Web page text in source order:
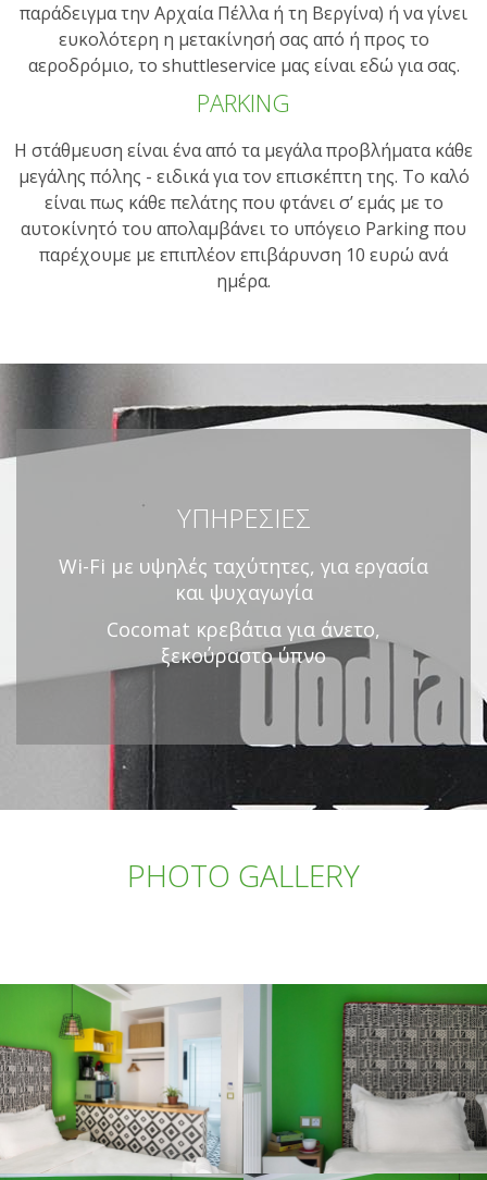
παράδειγμα την Αρχαία Πέλλα ή τη Βεργίνα) ή να γίνει
ευκολότερη η μετακίνησή σας από ή προς το
αεροδρόμιο, το shuttleservice μας είναι εδώ για σας.
PARKING
Η στάθμευση είναι ένα από τα μεγάλα προβλήματα κάθε
μεγάλης πόλης - ειδικά για τον επισκέπτη της. Το καλό
είναι πως κάθε πελάτης που φτάνει σ’ εμάς με το
αυτοκίνητό του απολαμβάνει το υπόγειο Parking που
παρέχουμε με επιπλέον επιβάρυνση 10 ευρώ ανά
ημέρα.
ΥΠΗΡΕΣΙΕΣ
Wi-Fi με υψηλές ταχύτητες, για εργασία
και ψυχαγωγία
Cocomat κρεβάτια για άνετο,
ξεκούραστο ύπνο
PHOTO GALLERY